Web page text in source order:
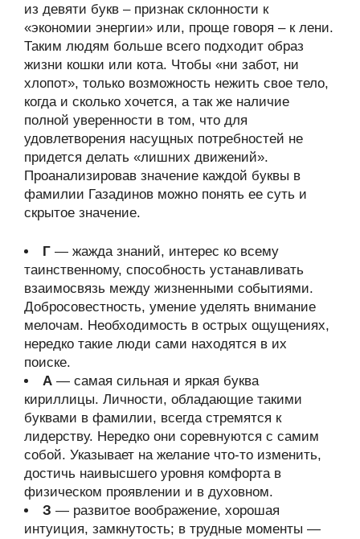
из девяти букв – признак склонности к
«экономии энергии» или, проще говоря – к лени.
Таким людям больше всего подходит образ
жизни кошки или кота. Чтобы «ни забот, ни
хлопот», только возможность нежить свое тело,
когда и сколько хочется, а так же наличие
полной уверенности в том, что для
удовлетворения насущных потребностей не
придется делать «лишних движений».
Проанализировав значение каждой буквы в
фамилии Газадинов можно понять ее суть и
скрытое значение.
Г — жажда знаний, интерес ко всему
таинственному, способность устанавливать
взаимосвязь между жизненными событиями.
Добросовестность, умение уделять внимание
мелочам. Необходимость в острых ощущениях,
нередко такие люди сами находятся в их
поиске.
А — самая сильная и яркая буква
кириллицы. Личности, обладающие такими
буквами в фамилии, всегда стремятся к
лидерству. Нередко они соревнуются с самим
собой. Указывает на желание что-то изменить,
достичь наивысшего уровня комфорта в
физическом проявлении и в духовном.
З — развитое воображение, хорошая
интуиция, замкнутость; в трудные моменты —